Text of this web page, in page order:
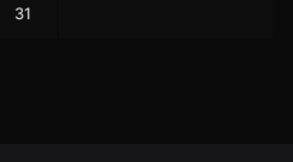
31